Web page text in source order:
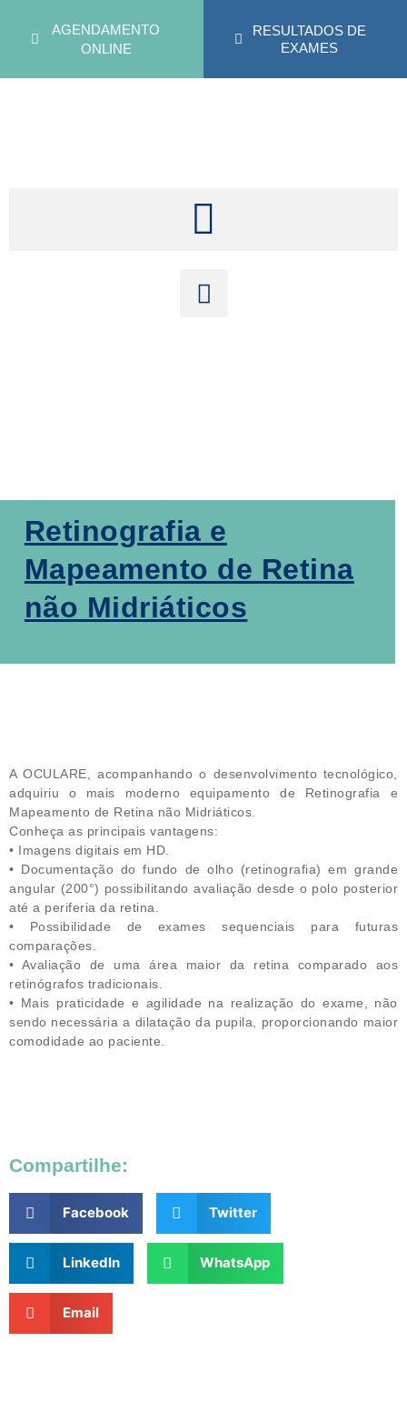
AGENDAMENTO
ONLINE
RESULTADOS DE
EXAMES
Retinografia e
Mapeamento de Retina
não Midriáticos
A OCULARE, acompanhando o desenvolvimento tecnológico,
adquiriu o mais moderno equipamento de Retinografia e
Mapeamento de Retina não Midriáticos.
Conheça as principais vantagens:
• Imagens digitais em HD.
• Documentação do fundo de olho (retinografia) em grande
angular (200°) possibilitando avaliação desde o polo posterior
até a periferia da retina.
• Possibilidade de exames sequenciais para futuras
comparações.
• Avaliação de uma área maior da retina comparado aos
retinógrafos tradicionais.
• Mais praticidade e agilidade na realização do exame, não
sendo necessária a dilatação da pupila, proporcionando maior
comodidade ao paciente.
Compartilhe:
Facebook Twitter
LinkedIn WhatsApp
Email